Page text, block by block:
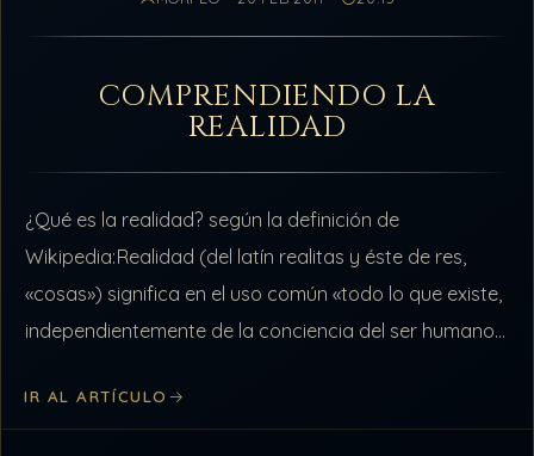
COMPRENDIENDO LA
REALIDAD
¿Qué es la realidad? según la definición de
Wikipedia:Realidad (del latín realitas y éste de res,
«cosas») significa en el uso común «todo lo que existe,
independientemente de la conciencia del ser humano».
IR AL ARTÍCULO